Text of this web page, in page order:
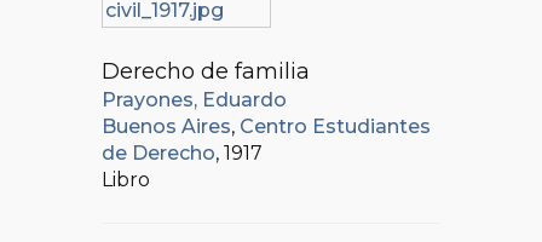
Derecho de familia
Prayones, Eduardo
Buenos Aires, Centro Estudiantes
de Derecho, 1917
Libro